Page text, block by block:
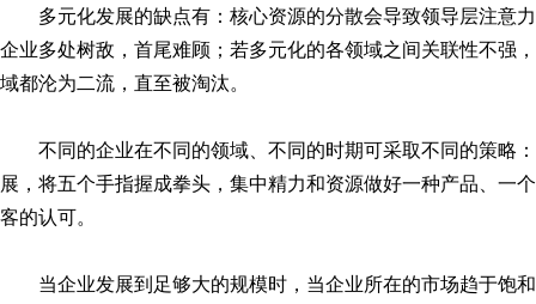
多元化发展的缺点有：核心资源的分散会导致领导层注意
企业多处树敌，首尾难顾；若多元化的各领域之间关联性不强
域都沦为二流，直至被淘汰。
不同的企业在不同的领域、不同的时期可采取不同的策略
展，将五个手指握成拳头，集中精力和资源做好一种产品、一
客的认可。
当企业发展到足够大的规模时，当企业所在的市场趋于饱